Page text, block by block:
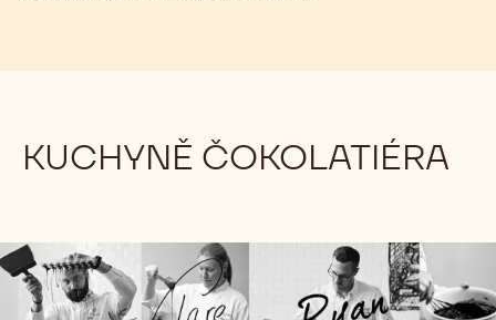
KUCHYNĚ ČOKOLATIÉRA